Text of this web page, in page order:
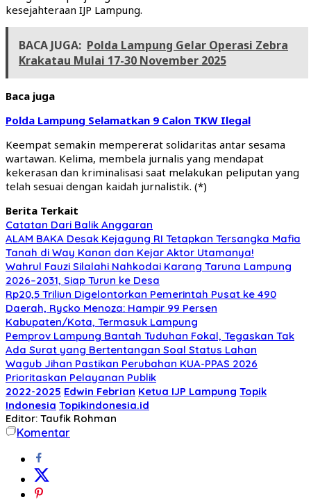
kesejahteraan IJP Lampung.
BACA JUGA: Polda Lampung Gelar Operasi Zebra
Krakatau Mulai 17-30 November 2025
Baca juga
Polda Lampung Selamatkan 9 Calon TKW Ilegal
Keempat semakin mempererat solidaritas antar sesama
wartawan. Kelima, membela jurnalis yang mendapat
kekerasan dan kriminalisasi saat melakukan peliputan yang
telah sesuai dengan kaidah jurnalistik. (*)
Berita Terkait
Catatan Dari Balik Anggaran
ALAM BAKA Desak Kejagung RI Tetapkan Tersangka Mafia
Tanah di Way Kanan dan Kejar Aktor Utamanya!
Wahrul Fauzi Silalahi Nahkodai Karang Taruna Lampung
2026–2031, Siap Turun ke Desa
Rp20,5 Triliun Digelontorkan Pemerintah Pusat ke 490
Daerah, Rycko Menoza: Hampir 99 Persen
Kabupaten/Kota, Termasuk Lampung
Pemprov Lampung Bantah Tuduhan Fokal, Tegaskan Tak
Ada Surat yang Bertentangan Soal Status Lahan
Wagub Jihan Pastikan Perubahan KUA-PPAS 2026
Prioritaskan Pelayanan Publik
2022-2025 Edwin Febrian Ketua IJP Lampung Topik
Indonesia Topikindonesia.id
Editor: Taufik Rohman
Komentar